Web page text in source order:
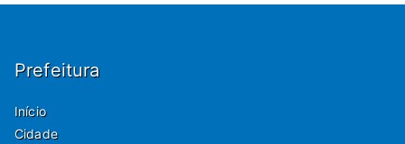
Prefeitura
Início
Cidade